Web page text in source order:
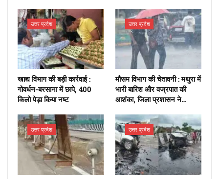
उत्तर प्रदेश
खाद्य विभाग की बड़ी कार्रवाई :
गोवर्धन-बरसाना में छापे, 400
किलो पेड़ा किया नष्ट
उत्तर प्रदेश
मौसम विभाग की चेतावनी : मथुरा में
भारी बारिश और वज्रपात की
आशंका, जिला प्रशासन ने…
उत्तर प्रदेश उत्तर प्रदेश